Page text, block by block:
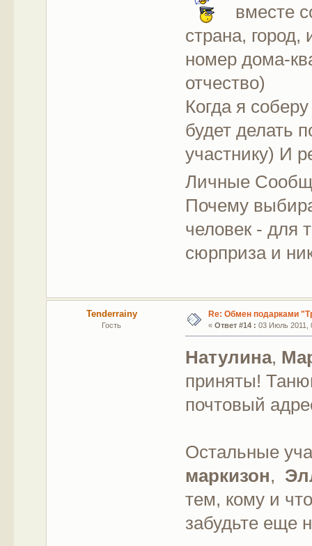
вместе
страна, город,
номер дома-
отчество)
Когда я
будет делать
участнику) И
Личные
Почему
человек - для
сюрприза и
Tenderrainy
Гость
Re: Обмен подарками
« Ответ #14 : 03 Июль 2011,
Натулина,
приняты!
почтовый
Остальные
маркизон,
тем, кому и
забудьте еще